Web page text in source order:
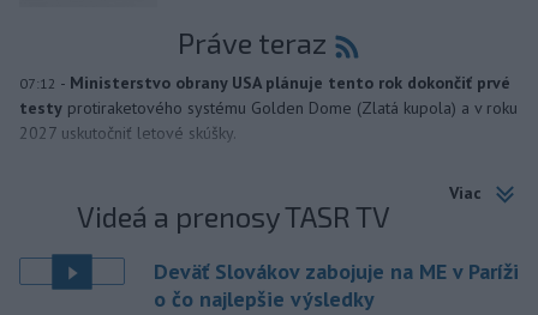
Práve teraz
07:12 - Ministerstvo obrany USA plánuje tento rok dokončiť prvé
testy protiraketového systému Golden Dome (Zlatá kupola) a v roku
2027 uskutočniť letové skúšky.
Viac
Videá a prenosy TASR TV
Deväť Slovákov zabojuje na ME v Paríži
o čo najlepšie výsledky